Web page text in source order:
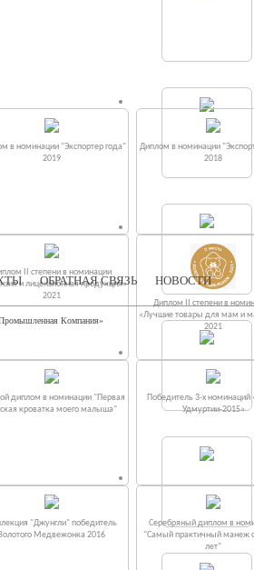
в номинации "Экспортер года"
2019
Диплом в номинации
2018
II степени в номинации
и лицензионная продукция»
2021
Диплом II степени в
«Лучшие товары для мам и
2021
диплом в номинации "Первая
кроватка моего малыша"
Победитель 3-х номинаций
Удмуртии-2015»
"Джунгли" победитель
Медвежонка 2016
Серебряный диплом в
"Самый практичный манеж
лет"
ОБРАТНАЯ СВЯЗЬ НОВОСТИ
Компания»